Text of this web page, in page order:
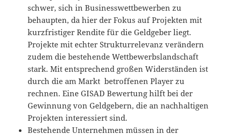
schwer, sich in Businesswettbewerben zu
behaupten, da hier der Fokus auf Projekten mit
kurzfristiger Rendite für die Geldgeber liegt.
Projekte mit echter Strukturrelevanz verändern
zudem die bestehende Wettbewerbslandschaft
stark. Mit entsprechend großen Widerständen ist
durch die am Markt betroffenen Player zu
rechnen. Eine GISAD Bewertung hilft bei der
Gewinnung von Geldgebern, die an nachhaltigen
Projekten interessiert sind.
Bestehende Unternehmen müssen in der